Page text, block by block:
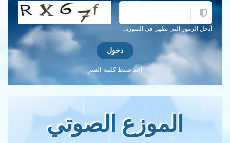
أدخل الرموز التي تظهر في الصورة.
احصل على كلمة التحقق جديدة!
اعد ضبط كلمه السر
الموزع الصوتي